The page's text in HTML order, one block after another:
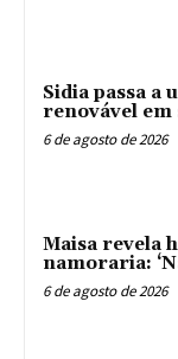
Sidia passa a
renovável em
6 de agosto de 2026
Maisa revela
namoraria:
6 de agosto de 2026